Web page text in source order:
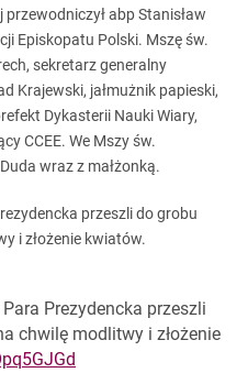
abp Stanisław
Episkopatu Polski. Mszę św.
sekretarz generalny
Krajewski, jałmużnik papieski,
Dykasterii Nauki Wiary,
CCEE. We Mszy św.
wraz z małżonką.
przeszli do grobu
i złożenie kwiatów.
Prezydencka przeszli
chwilę modlitwy i złożenie